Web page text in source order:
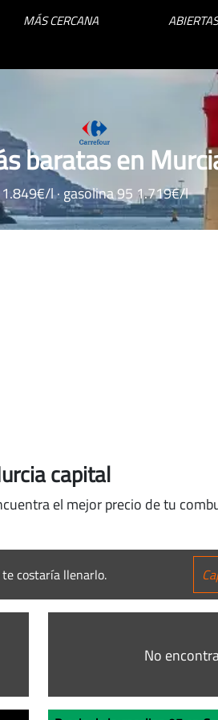
MÁS CERCANA
baratas en
l · gasolina 95 1.719€/l
capital
el mejor precio de tu
costaría llenarlo.
No